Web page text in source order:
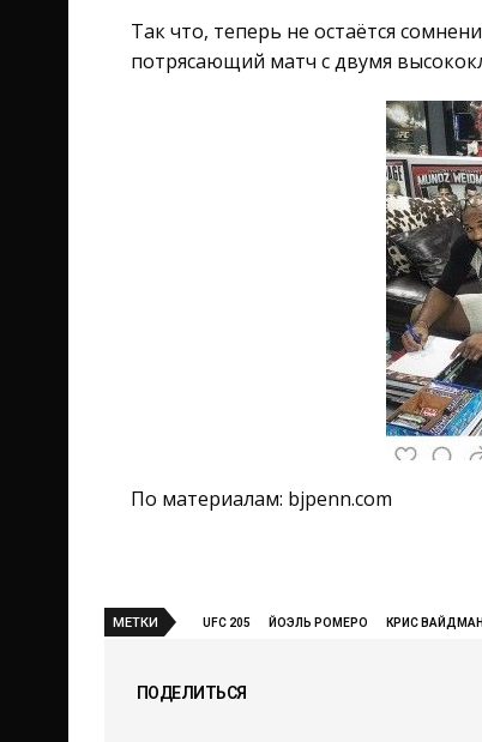
Так что, теперь не остаётся
потрясающий матч с двумя
По материалам: bjpenn.com
МЕТКИ UFC 205 ЙОЭЛЬ РОМЕРО КРИС ВАЙДМАН
ПОДЕЛИТЬСЯ